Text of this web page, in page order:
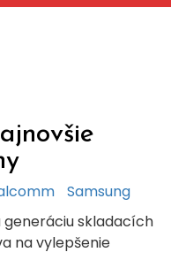
Samsung
generáciu skladacích
na vylepšenie